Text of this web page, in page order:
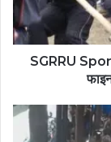
SGRRU